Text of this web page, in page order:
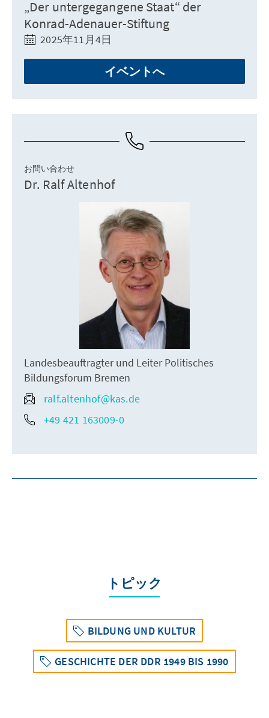
„Der untergegangene Staat“ der
Konrad-Adenauer-Stiftung
2025年11月4日
イベントへ
お問い合わせ
Dr. Ralf Altenhof
Landesbeauftragter und Leiter Politisches
Bildungsforum Bremen
ralf.altenhof@kas.de
+49 421 163009-0
トピック
BILDUNG UND KULTUR
GESCHICHTE DER DDR 1949 BIS 1990